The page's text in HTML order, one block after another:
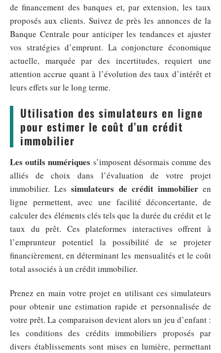
de financement des banques et, par extension, les taux
proposés aux clients. Suivez de près les annonces de la
Banque Centrale pour anticiper les tendances et ajuster
vos stratégies d’emprunt. La conjoncture économique
actuelle, marquée par des incertitudes, requiert une
attention accrue quant à l’évolution des taux d’intérêt et
leurs effets sur le long terme.
Utilisation des simulateurs en ligne
pour estimer le coût d’un crédit
immobilier
Les outils numériques s’imposent désormais comme des
alliés de choix dans l’évaluation de votre projet
immobilier. Lessimulateurs de crédit immobilieren
ligne permettent, avec une facilité déconcertante, de
calculer des éléments clés tels que la durée du crédit et le
taux du prêt. Ces plateformes interactives offrent à
l’emprunteur potentiel la possibilité de se projeter
financièrement, en déterminant les mensualités et le coût
total associés à un crédit immobilier.
Prenez en main votre projet en utilisant ces simulateurs
pour obtenir une estimation rapide et personnalisée de
votre prêt. La comparaison devient alors un jeu d’enfant :
les conditions des crédits immobiliers proposés par
divers établissements sont mises en lumière, permettant